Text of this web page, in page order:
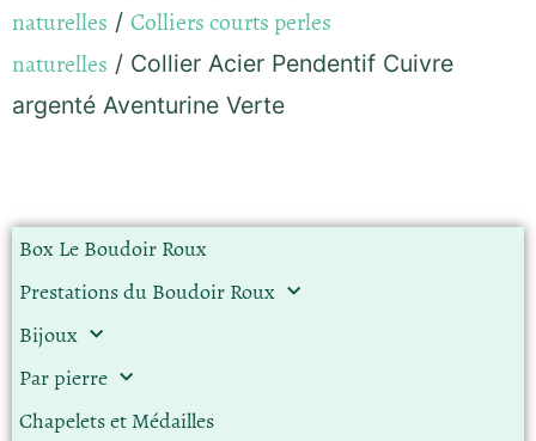
naturelles / Colliers courts perles
naturelles / Collier Acier Pendentif Cuivre
argenté Aventurine Verte
Box Le Boudoir Roux
Prestations du Boudoir Roux
Bijoux
Par pierre
Chapelets et Médailles